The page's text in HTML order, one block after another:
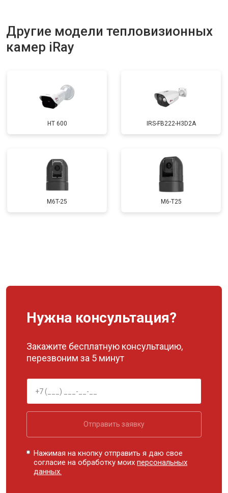
Другие модели тепловизионных
камер iRay
HT 600 IRS-FB222-H3D2A
M6T-25 M6-T25
Нужна консультация?
Закажите бесплатную консультацию,
перезвоним за 5 минут
Отправить заявку
Нажимая на кнопку отправить я даю свое
согласие на обработку моихперсональных
данных.